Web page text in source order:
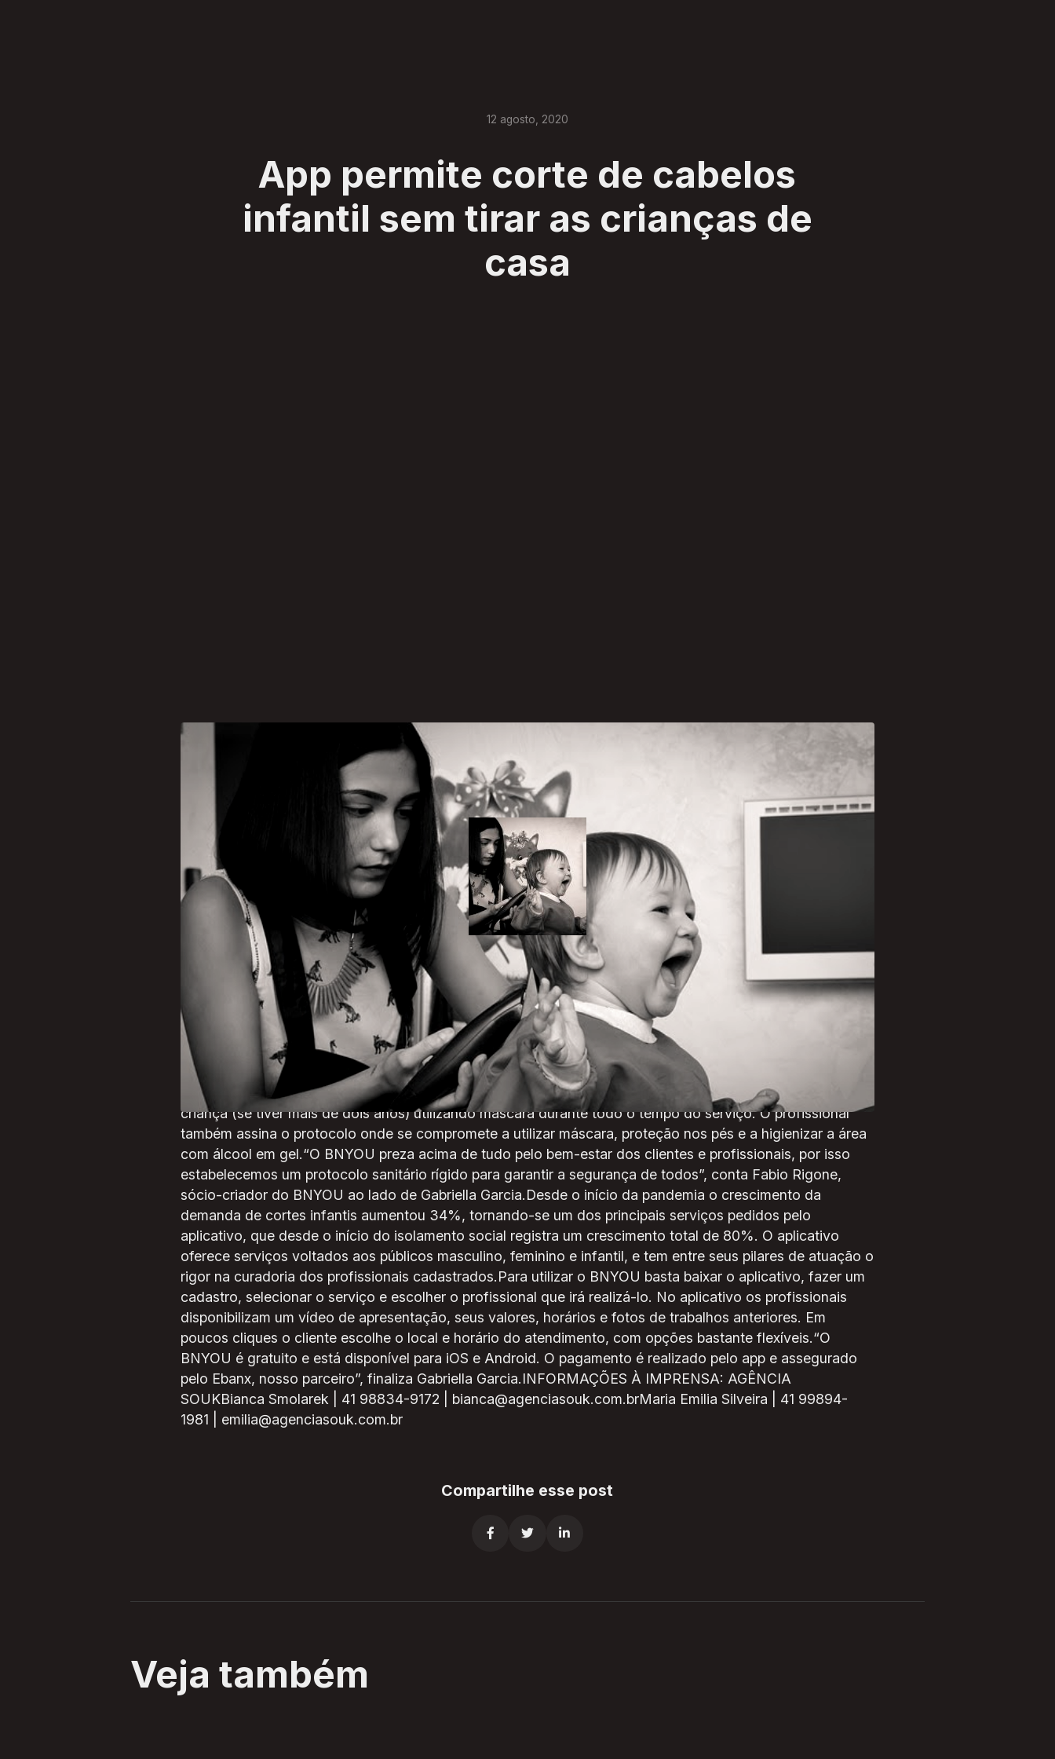
12 agosto 2020
App permite corte de cabelos
infantil sem tirar as crianças de
casa
[caption id="attachment_318" align="aligncenter" width="150"]
A startup BNYOU criou um serviço de atendimento em casa seguindo um rígido protocolo sanitário devido
à pandemia[/caption]A grande maioria dos pais está com as crianças em casa há pelo menos cinco meses
devido à pandemia de Covid-19 e entre tantas dificuldades está: como cortar o cabelo dos pequenos em
meio ao isolamento social? Pensando nisso, o aplicativo BNYOU, que oferece serviços de beleza e bem-
estar em domicílio, disponibiliza cabeleireiros especializados em público infantil para atender a demanda.Os
profissionais vão até a casa do cliente após os responsáveis assinarem um protocolo sanitário no qual
concordam em receber apenas o cabeleireiro e em um local sem aglomeração, com os responsáveis e a
criança (se tiver mais de dois anos) utilizando máscara durante todo o tempo do serviço. O profissional
também assina o protocolo onde se compromete a utilizar máscara, proteção nos pés e a higienizar a área
com álcool em gel.“O BNYOU preza acima de tudo pelo bem-estar dos clientes e profissionais, por isso
estabelecemos um protocolo sanitário rígido para garantir a segurança de todos”, conta Fabio Rigone,
sócio-criador do BNYOU ao lado de Gabriella Garcia.Desde o início da pandemia o crescimento da
demanda de cortes infantis aumentou 34%, tornando-se um dos principais serviços pedidos pelo
aplicativo, que desde o início do isolamento social registra um crescimento total de 80%. O aplicativo
oferece serviços voltados aos públicos masculino, feminino e infantil, e tem entre seus pilares de atuação o
rigor na curadoria dos profissionais cadastrados.Para utilizar o BNYOU basta baixar o aplicativo, fazer um
cadastro, selecionar o serviço e escolher o profissional que irá realizá-lo. No aplicativo os profissionais
disponibilizam um vídeo de apresentação, seus valores, horários e fotos de trabalhos anteriores. Em
poucos cliques o cliente escolhe o local e horário do atendimento, com opções bastante flexíveis.“O
BNYOU é gratuito e está disponível para iOS e Android. O pagamento é realizado pelo app e assegurado
pelo Ebanx, nosso parceiro”, finaliza Gabriella Garcia.INFORMAÇÕES À IMPRENSA: AGÊNCIA
SOUKBianca Smolarek | 41 98834-9172 | bianca@agenciasouk.com.brMaria Emilia Silveira | 41 99894-
1981 | emilia@agenciasouk.com.br
Compartilhe esse post
  
Veja também